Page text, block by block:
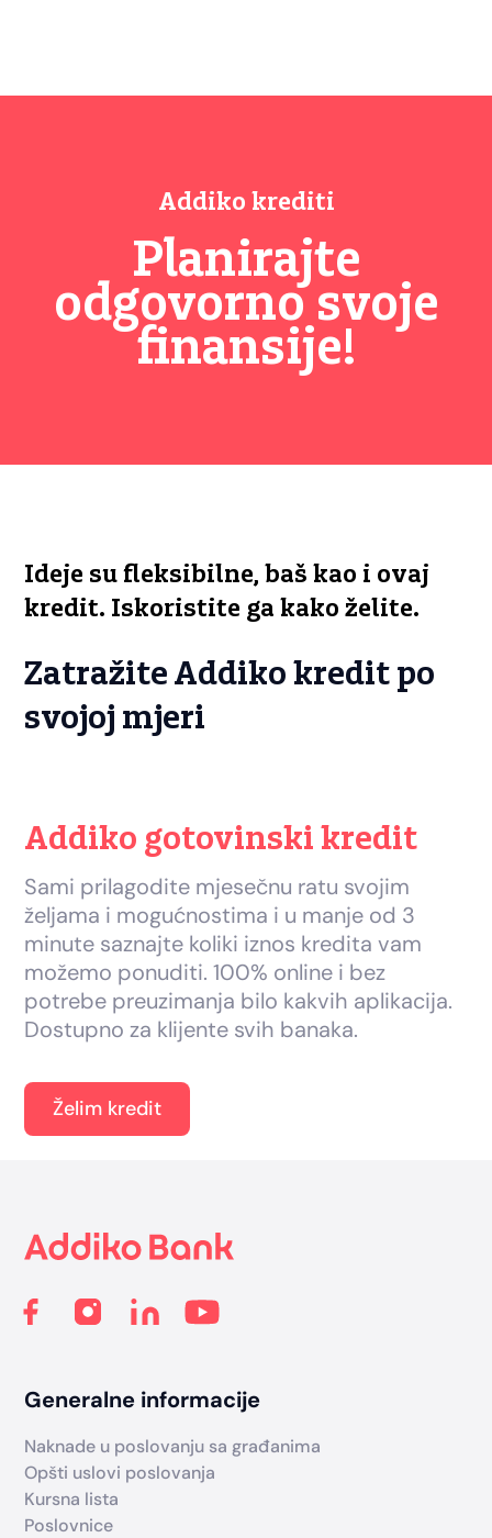
Addiko krediti
Planirajte
odgovorno svoje
finansije!
Ideje su fleksibilne, baš kao i ovaj
kredit. Iskoristite ga kako želite.
Zatražite Addiko kredit po
svojoj mjeri
Addiko gotovinski kredit
Sami prilagodite mjesečnu ratu svojim
željama i mogućnostima i u manje od 3
minute saznajte koliki iznos kredita vam
možemo ponuditi. 100% online i bez
potrebe preuzimanja bilo kakvih aplikacija.
Dostupno za klijente svih banaka.
Želim kredit
Generalne informacije
Naknade u poslovanju sa građanima
Opšti uslovi poslovanja
Kursna lista
Poslovnice